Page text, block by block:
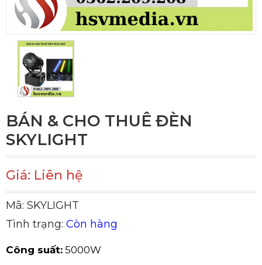
BÁN & CHO THUÊ ĐÈN
SKYLIGHT
Giá: Liên hệ
Mã: SKYLIGHT
Tình trạng: Còn hàng
Công suất: 5000W